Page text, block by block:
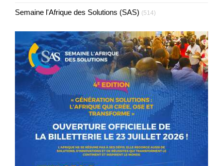
Semaine l'Afrique des Solutions (SAS) (514)